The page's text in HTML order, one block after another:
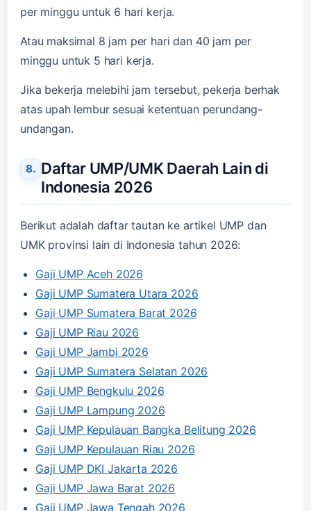
per minggu untuk 6 hari kerja.
Atau maksimal 8 jam per hari dan 40 jam per
minggu untuk 5 hari kerja.
Jika bekerja melebihi jam tersebut, pekerja berhak
atas upah lembur sesuai ketentuan perundang-
undangan.
Daftar UMP/UMK Daerah Lain di
Indonesia 2026
Berikut adalah daftar tautan ke artikel UMP dan
UMK provinsi lain di Indonesia tahun 2026:
Gaji UMP Aceh 2026
Gaji UMP Sumatera Utara 2026
Gaji UMP Sumatera Barat 2026
Gaji UMP Riau 2026
Gaji UMP Jambi 2026
Gaji UMP Sumatera Selatan 2026
Gaji UMP Bengkulu 2026
Gaji UMP Lampung 2026
Gaji UMP Kepulauan Bangka Belitung 2026
Gaji UMP Kepulauan Riau 2026
Gaji UMP DKI Jakarta 2026
Gaji UMP Jawa Barat 2026
Gaji UMP Jawa Tengah 2026